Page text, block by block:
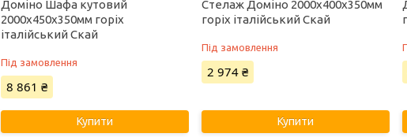
Доміно Шафа кутовий
2000х450х350мм горіх
італійський Скай
Під замовлення
8 861 ₴
Купити
Стелаж Доміно 2000х400х350мм
горіх італійський Скай
Під замовлення
2 974 ₴
Купити